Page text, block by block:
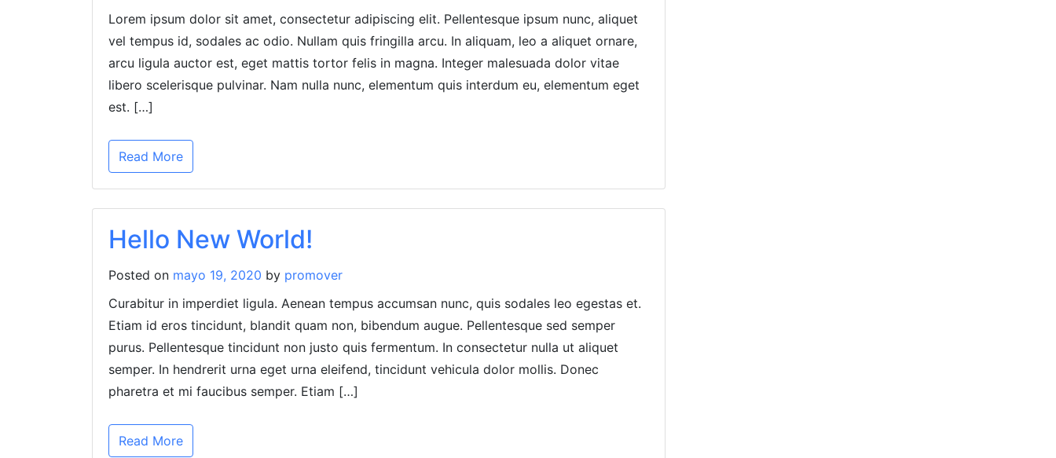
Lorem ipsum dolor sit amet, consectetur adipiscing elit. Pellentesque ipsum nunc, aliquet
vel tempus id, sodales ac odio. Nullam quis fringilla arcu. In aliquam, leo a aliquet ornare,
arcu ligula auctor est, eget mattis tortor felis in magna. Integer malesuada dolor vitae
libero scelerisque pulvinar. Nam nulla nunc, elementum quis interdum eu, elementum eget
est. […]
Read More
Hello New World!
Posted on mayo 19, 2020 by promover
Curabitur in imperdiet ligula. Aenean tempus accumsan nunc, quis sodales leo egestas et.
Etiam id eros tincidunt, blandit quam non, bibendum augue. Pellentesque sed semper
purus. Pellentesque tincidunt non justo quis fermentum. In consectetur nulla ut aliquet
semper. In hendrerit urna eget urna eleifend, tincidunt vehicula dolor mollis. Donec
pharetra et mi faucibus semper. Etiam […]
Read More